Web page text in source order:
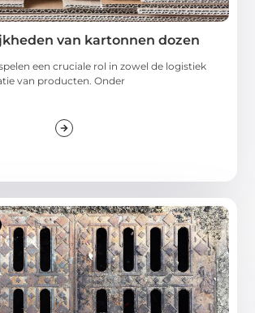
van kartonnen dozen
een cruciale rol in zowel de logistiek
van producten. Onder